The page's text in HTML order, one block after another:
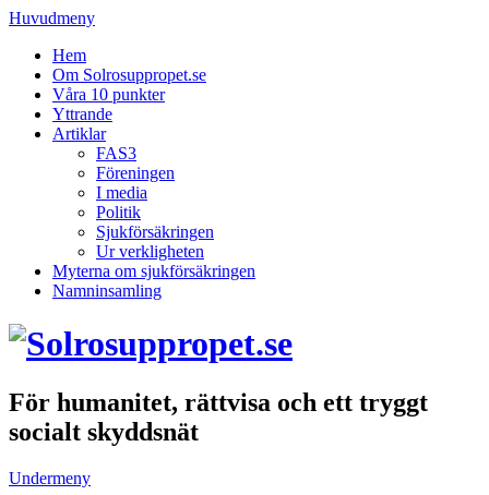
Huvudmeny
Hem
Om Solrosuppropet.se
Våra 10 punkter
Yttrande
Artiklar
FAS3
Föreningen
I media
Politik
Sjukförsäkringen
Ur verkligheten
Myterna om sjukförsäkringen
Namninsamling
För humanitet, rättvisa och ett tryggt
socialt skyddsnät
Undermeny